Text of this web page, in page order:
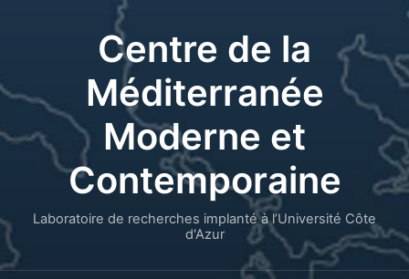
Centre de la
Méditerranée
Moderne et
Contemporaine
Laboratoire de recherches implanté à l’Université Côte
d'Azur